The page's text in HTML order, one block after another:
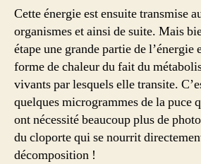
Cette énergie est ensuite transmise
organismes et ainsi de suite. Mais
étape une grande partie de l’énergie
forme de chaleur du fait du
vivants par lesquels elle transite.
quelques microgrammes de la puce
ont nécessité beaucoup plus de
du cloporte qui se nourrit
décomposition !